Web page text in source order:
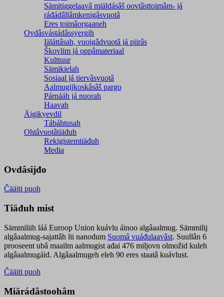
Sämitiggelaavâ miäldásâš oovtâsttoimâm- já
ráđádâllâmkenigâsvuotâ
Eres toimâorgaaneh
Ovdâsvástádâssyergih
Iäláttâsah, vuoigâdvuotâ já piirâs
Škovlim já oppâmateriaal
Kulttuur
Sämikielah
Sosiaal já tiervâsvuotâ
Aalmugijkoskâsâš pargo
Párnááh já nuorah
Haavah
Äigikyevdil
Tábáhtusah
Ohtâvuotâtiäđuh
Rekigistemtiäđuh
Media
Ovdâsijđo
Čääiti puoh
Tiäđuh mist
Sämmiliih láá Euroop Union kuávlu áinoo algâaalmug. Sämmilij
algâaalmug-sajattâh lii nanodum Suomâ vuáđulaavâst. Suullân 6
prooseent ubâ maailm aalmugist ađai 476 miljovn olmožid kuleh
algâaalmugáid. Algâaalmugeh eleh 90 eres staatâ kuávlust.
Čääiti puoh
Miärádâstoohâm